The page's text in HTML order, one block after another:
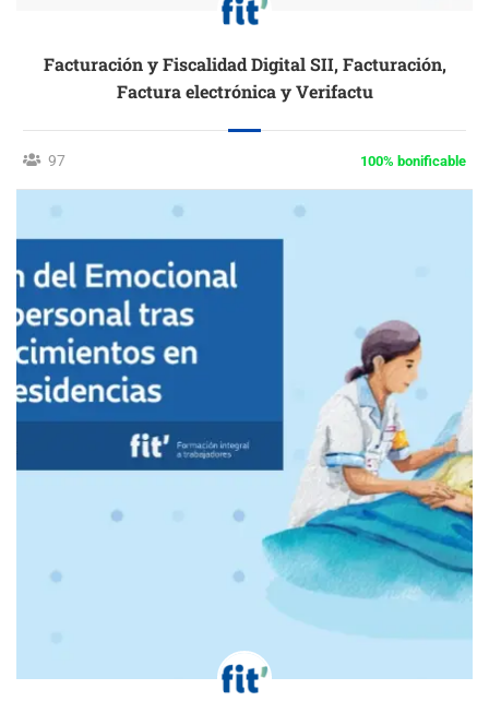
Facturación y Fiscalidad Digital SII, Facturación,
Factura electrónica y Verifactu
97 100% bonificable